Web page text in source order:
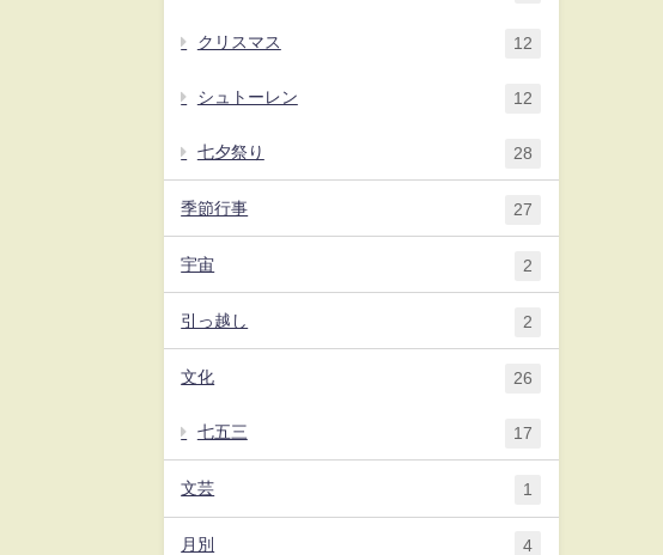
クリスマス 12
シュトーレン 12
七夕祭り 28
季節行事 27
宇宙 2
引っ越し 2
文化 26
七五三 17
文芸 1
月別 4